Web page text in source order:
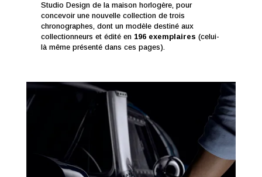
Studio Design de la maison horlogère, pour
concevoir une nouvelle collection de trois
chronographes, dont un modèle destiné aux
collectionneurs et édité en 196 exemplaires (celui-
là même présenté dans ces pages).